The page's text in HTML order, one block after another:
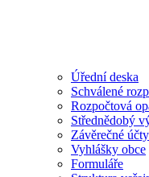
Úřední deska
Schválené
Rozpočtová
Střednědobý
Závěrečné účty
Vyhlášky obce
Formuláře